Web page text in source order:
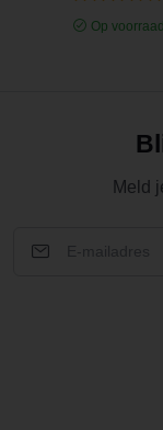
Op voorraad
Meld